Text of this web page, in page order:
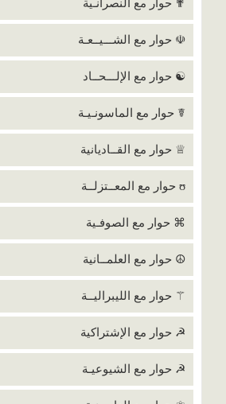
✟ حوار مع النصرانـية
☫ حوار مع الشـــيــعـة
☯ حوار مع الإلـــحــاد
☤ حوار مع الماسونـيـة
♕ حوار مع القــاديانية
ʊ حوار مع المعــتزلــة
⌘ حوار مع الصوفـية
☮ حوار مع العلمــانية
⚚ حوار مع الليبراليــة
☭ حوار مع الإشتراكية
☭ حوار مع الشيوعيـة